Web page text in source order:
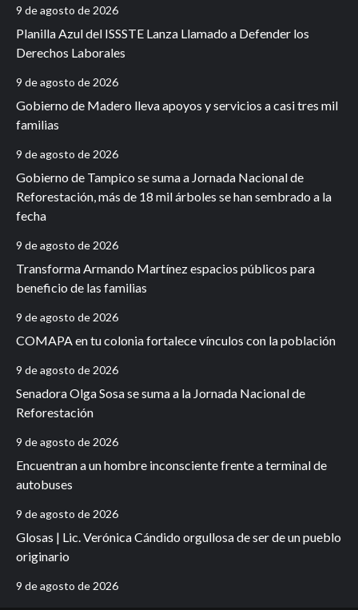
9 de agosto de 2026
Planilla Azul del ISSSTE Lanza Llamado a Defender los
Derechos Laborales
9 de agosto de 2026
Gobierno de Madero lleva apoyos y servicios a casi tres mil
familias
9 de agosto de 2026
Gobierno de Tampico se suma a Jornada Nacional de
Reforestación, más de 18 mil árboles se han sembrado a la
fecha
9 de agosto de 2026
Transforma Armando Martínez espacios públicos para
beneficio de las familias
9 de agosto de 2026
COMAPA en tu colonia fortalece vínculos con la población
9 de agosto de 2026
Senadora Olga Sosa se suma a la Jornada Nacional de
Reforestación
9 de agosto de 2026
Encuentran a un hombre inconsciente frente a terminal de
autobuses
9 de agosto de 2026
Glosas | Lic. Verónica Cándido orgullosa de ser de un pueblo
originario
9 de agosto de 2026